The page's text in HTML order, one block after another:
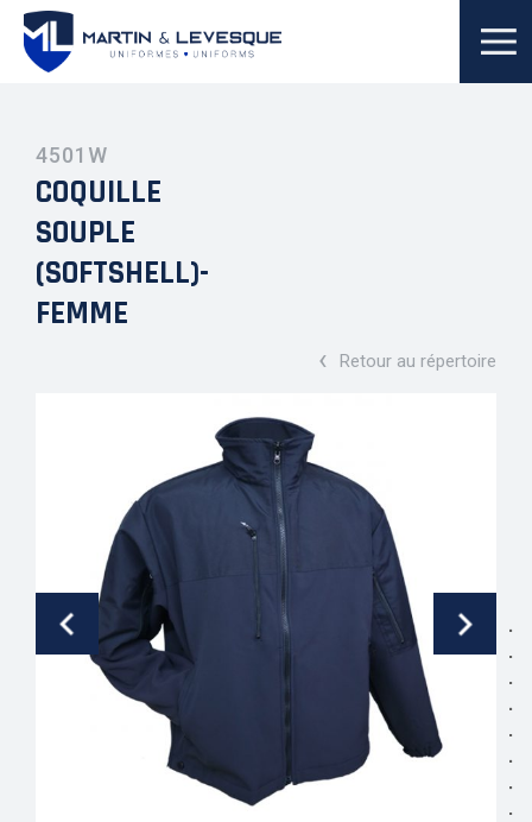
COQUILLE
SOUPLE
(SOFTSHELL)-
FEMME
4501W
‹ Retour au répertoire